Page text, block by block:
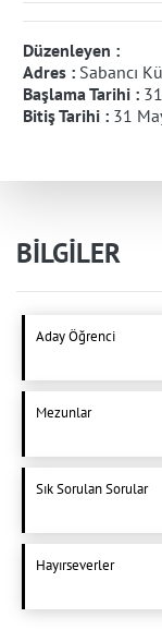
Düzenleyen :
Adres : Sabancı
Başlama Tarihi :
Bitiş Tarihi : 31
BİLGİLER
Aday Öğrenci
Mezunlar
Sık Sorulan Sorular
Hayırseverler